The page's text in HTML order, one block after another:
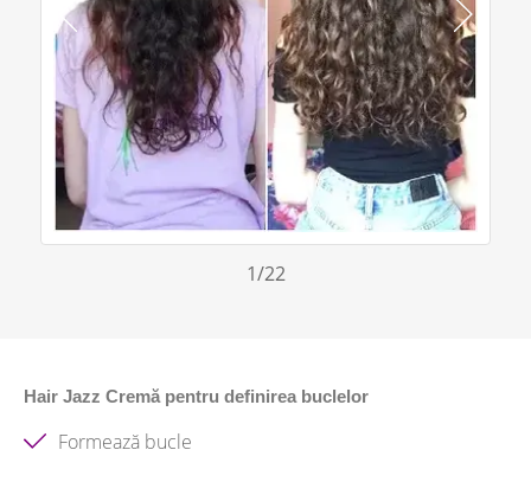
1/22
Hair Jazz Cremă pentru definirea buclelor
Formează bucle